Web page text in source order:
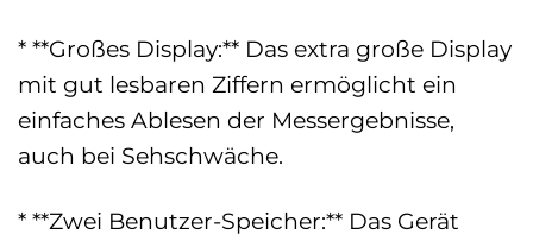
* **Großes Display:** Das extra große Display
mit gut lesbaren Ziffern ermöglicht ein
einfaches Ablesen der Messergebnisse,
auch bei Sehschwäche.
* **Zwei Benutzer-Speicher:** Das Gerät